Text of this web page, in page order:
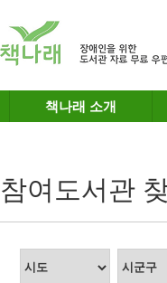
책나래 소개
참여도서관